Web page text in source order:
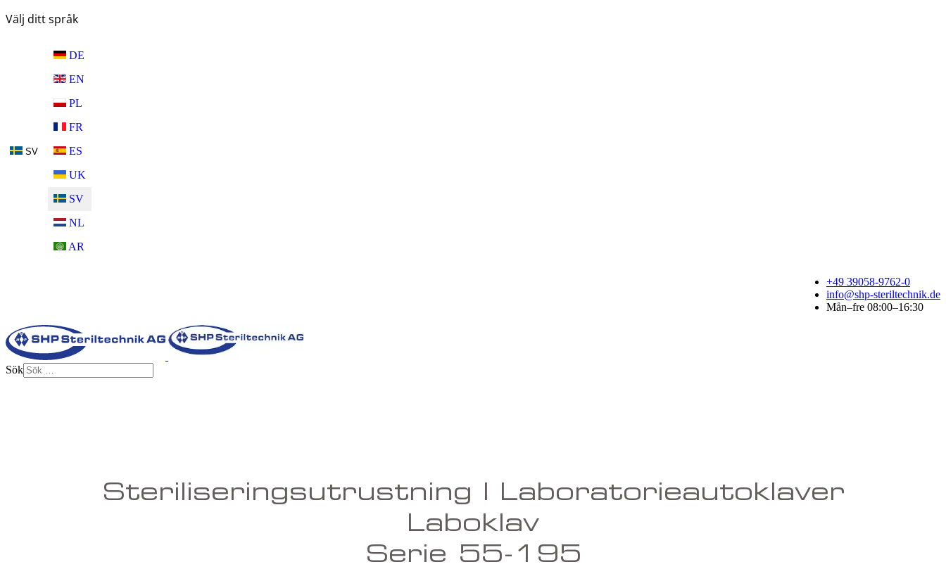
Välj ditt språk
SV
DE
EN
PL
FR
ES
UK
SV
NL
AR
+49 39058-9762-0
info@shp-steriltechnik.de
Mån–fre 08:00–16:30
Sök
Steriliseringsutrustning | Laboratorieautoklaver
Laboklav
Serie 55-195